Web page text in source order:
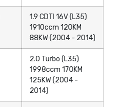
1.9 CDTI 16V (L35)
1910ccm 120KM
88KW (2004 - 2014)
2.0 Turbo (L35)
1998ccm 170KM
125KW (2004 -
2014)